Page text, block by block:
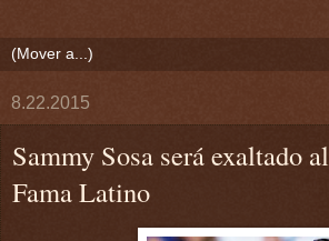
8.22.2015
Sammy Sosa será exaltado
Fama Latino